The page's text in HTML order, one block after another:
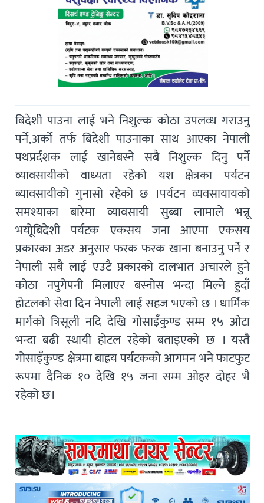
बिदेशी पाउना लाई भने निशुल्क कोठा उपलव्ध गराउनु
पर्ने,अर्को तर्फ बिदेशी पाउनाका साथ आएका नेपाली
पथप्रर्दशक लाई खानेबस्ने सबै निशुल्क दिनु पर्ने
व्यावसायीको वाध्यता रहेको यश क्षेत्रका पर्यटन
ब्यावसायीको गुनासो रहेको छ ।पर्यटन व्यवसायायको
समश्याका बारेमा व्यावसायी सुब्बा लामाले भन्नू
भयोूबिदेशी पर्यटक एकसय जना आएमा एकसय
प्रकारका अडर अनुसार फरक फरक खाना बनाउनु पर्ने र
नेपाली सबै लाई एउटै प्रकारको दालभात अचारले हुने
कोठा नपुगेपनी मिलाएर बस्नोस भन्दा मिल्ने हुदाँ
होटलको सेवा दिन नेपाली लाई सहज भएको छ । धार्मिक
मार्गको त्रिसूली नदि देखि गोसाइँकुण्ड सम्म १५ ओटा
भन्दा बढी स्थायी होटल रहेको बताइएको छ । यस्तै
गोसाइँकुण्ड क्षेत्रमा बाह्रय पर्यटकको आगमन भने फाटफुट
रूपमा दैनिक १० देखि १५ जना सम्म ओहर दोहर भै
रहेको छ।